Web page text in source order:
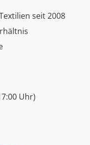
seit 2008
Uhr)